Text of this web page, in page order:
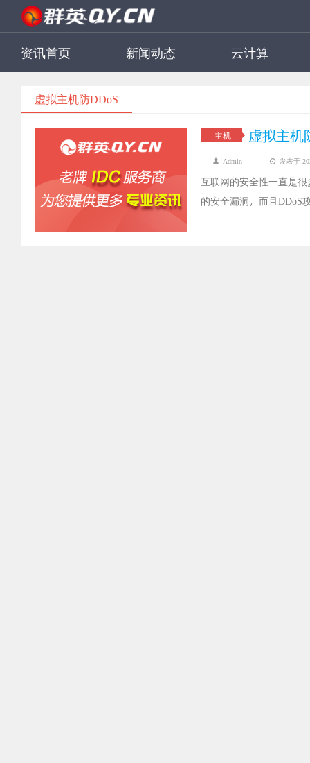
资讯首页 新闻动态 云计算
虚拟主机防DDoS
主机 虚拟主机
Admin 发表于
互联网的安全性一直是
的安全漏洞，而且DDoS